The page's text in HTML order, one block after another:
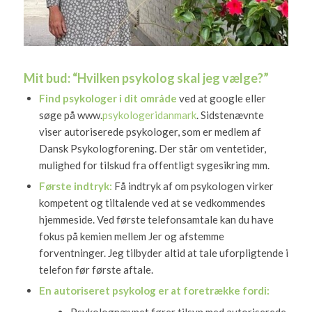
Mit bud: “Hvilken psykolog skal jeg vælge?”
Find psykologer i dit område ved at google eller
søge på www.psykologeridanmark. Sidstenævnte
viser autoriserede psykologer, som er medlem af
Dansk Psykologforening. Der står om ventetider,
mulighed for tilskud fra offentligt sygesikring mm.
Første indtryk: Få indtryk af om psykologen virker
kompetent og tiltalende ved at se vedkommendes
hjemmeside. Ved første telefonsamtale kan du have
fokus på kemien mellem Jer og afstemme
forventninger. Jeg tilbyder altid at tale uforpligtende i
telefon før første aftale.
En autoriseret psykologer at foretrække fordi: